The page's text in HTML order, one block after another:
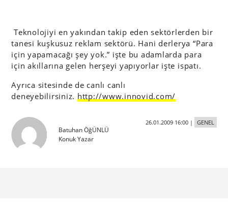
Teknolojiyi en yakından takip eden sektörlerden bir
tanesi kuşkusuz reklam sektörü. Hani derlerya “Para
için yapamacağı şey yok.” işte bu adamlarda para
için akıllarına gelen herşeyi yapıyorlar işte ispatı.
Ayrıca sitesinde de canlı canlı
deneyebilirsiniz. http://www.innovid.com/
Batuhan ÖğÜNLÜ
Konuk Yazar
26.01.2009 16:00| GENEL